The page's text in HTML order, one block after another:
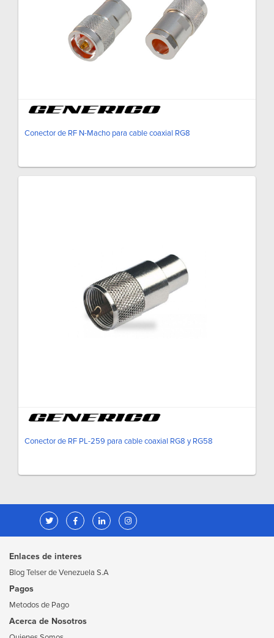
Conector de RF N-Macho para cable coaxial RG8
Conector de RF PL-259 para cable coaxial RG8 y RG58
Enlaces de interes
Blog Telser de Venezuela S.A
Pagos
Metodos de Pago
Acerca de Nosotros